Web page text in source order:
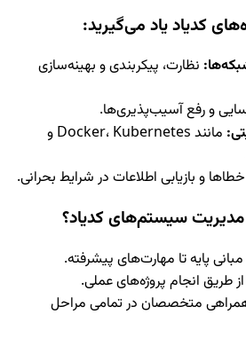
کدیاد یاد می‌گیرید:
نظارت، پیکربندی و بهینه‌سازی
و رفع آسیب‌پذیری‌ها.
مانند Docker، Kubernetes و
و بازیابی اطلاعات در شرایط بحرانی.
سیستم‌های کدیاد؟
مبانی پایه تا مهارت‌های پیشرفته.
طریق انجام پروژه‌های عملی.
متخصصان در تمامی مراحل